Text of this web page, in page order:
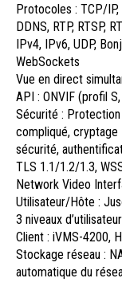
Protocoles : TCP/IP,
DDNS, RTP, RTSP,
IPv4, IPv6, UDP,
WebSockets
Vue en direct
API : ONVIF (profil
Sécurité :
compliqué, cryptage
sécurité,
TLS 1.1/1.2/1.3,
Network Video
Utilisateur/Hôte :
3 niveaux
Client : iVMS-4200,
Stockage réseau :
automatique du